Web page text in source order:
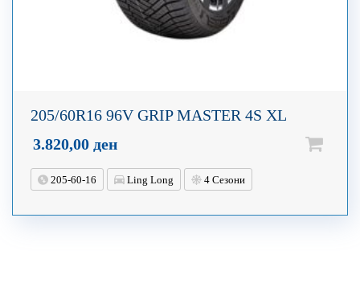
205/60R16 96V GRIP MASTER 4S XL
3.820,00 ден
205-60-16 Ling Long 4 Сезони